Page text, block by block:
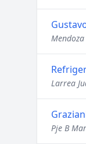
Larrea
Pje B